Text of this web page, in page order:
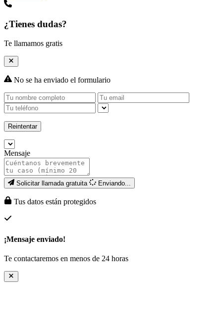
¿Tienes dudas?
Te llamamos gratis
No se ha enviado el formulario
Reintentar
Mensaje
Solicitar llamada gratuita Enviando...
Tus datos están protegidos
¡Mensaje enviado!
Te contactaremos en menos de 24 horas